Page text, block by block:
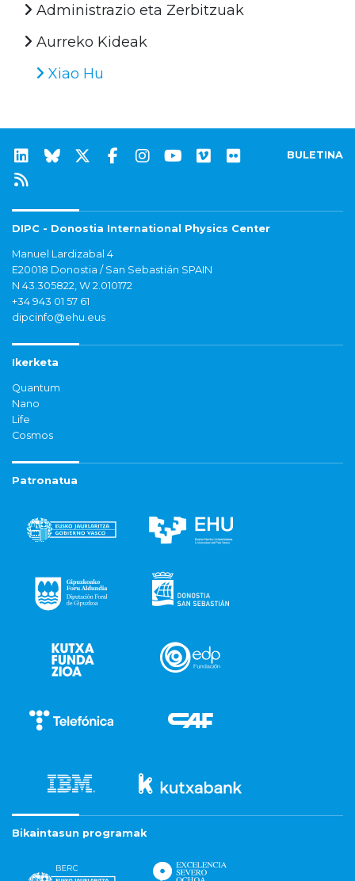
Administrazio eta Zerbitzuak
Aurreko Kideak
Xiao Hu
BULETINA
DIPC - Donostia International Physics Center
Manuel Lardizabal 4
E20018 Donostia / San Sebastián SPAIN
N 43.305822, W 2.010172
+34 943 01 57 61
dipcinfo@ehu.eus
Ikerketa
Quantum
Nano
Life
Cosmos
Patronatua
Bikaintasun programak